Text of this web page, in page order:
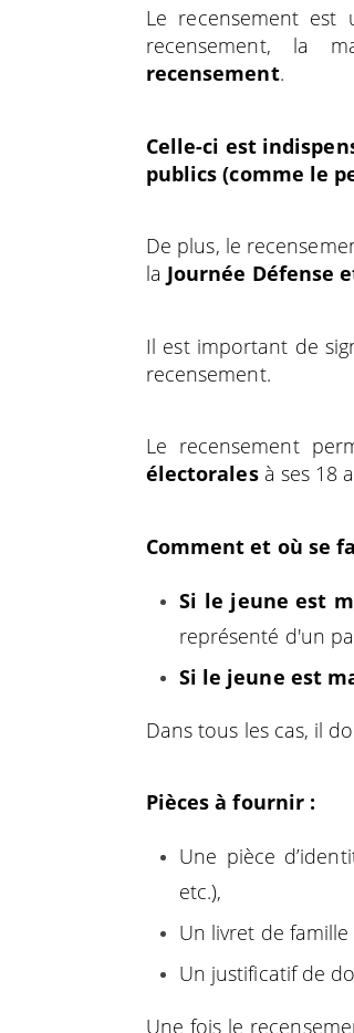
Le recensement
recensement, la
recensement.
Celle-ci est
publics (comme le
De plus, le
la Journée Défense
Il est important de
recensement.
Le recensement
électoralesà ses 18
Comment et où se
Si le jeune est
représenté d'un
Si le jeune est
Dans tous les cas, il
Pièces à fournir :
Une pièce
etc.),
Un livret de famille
Un justificatif de
Une fois le